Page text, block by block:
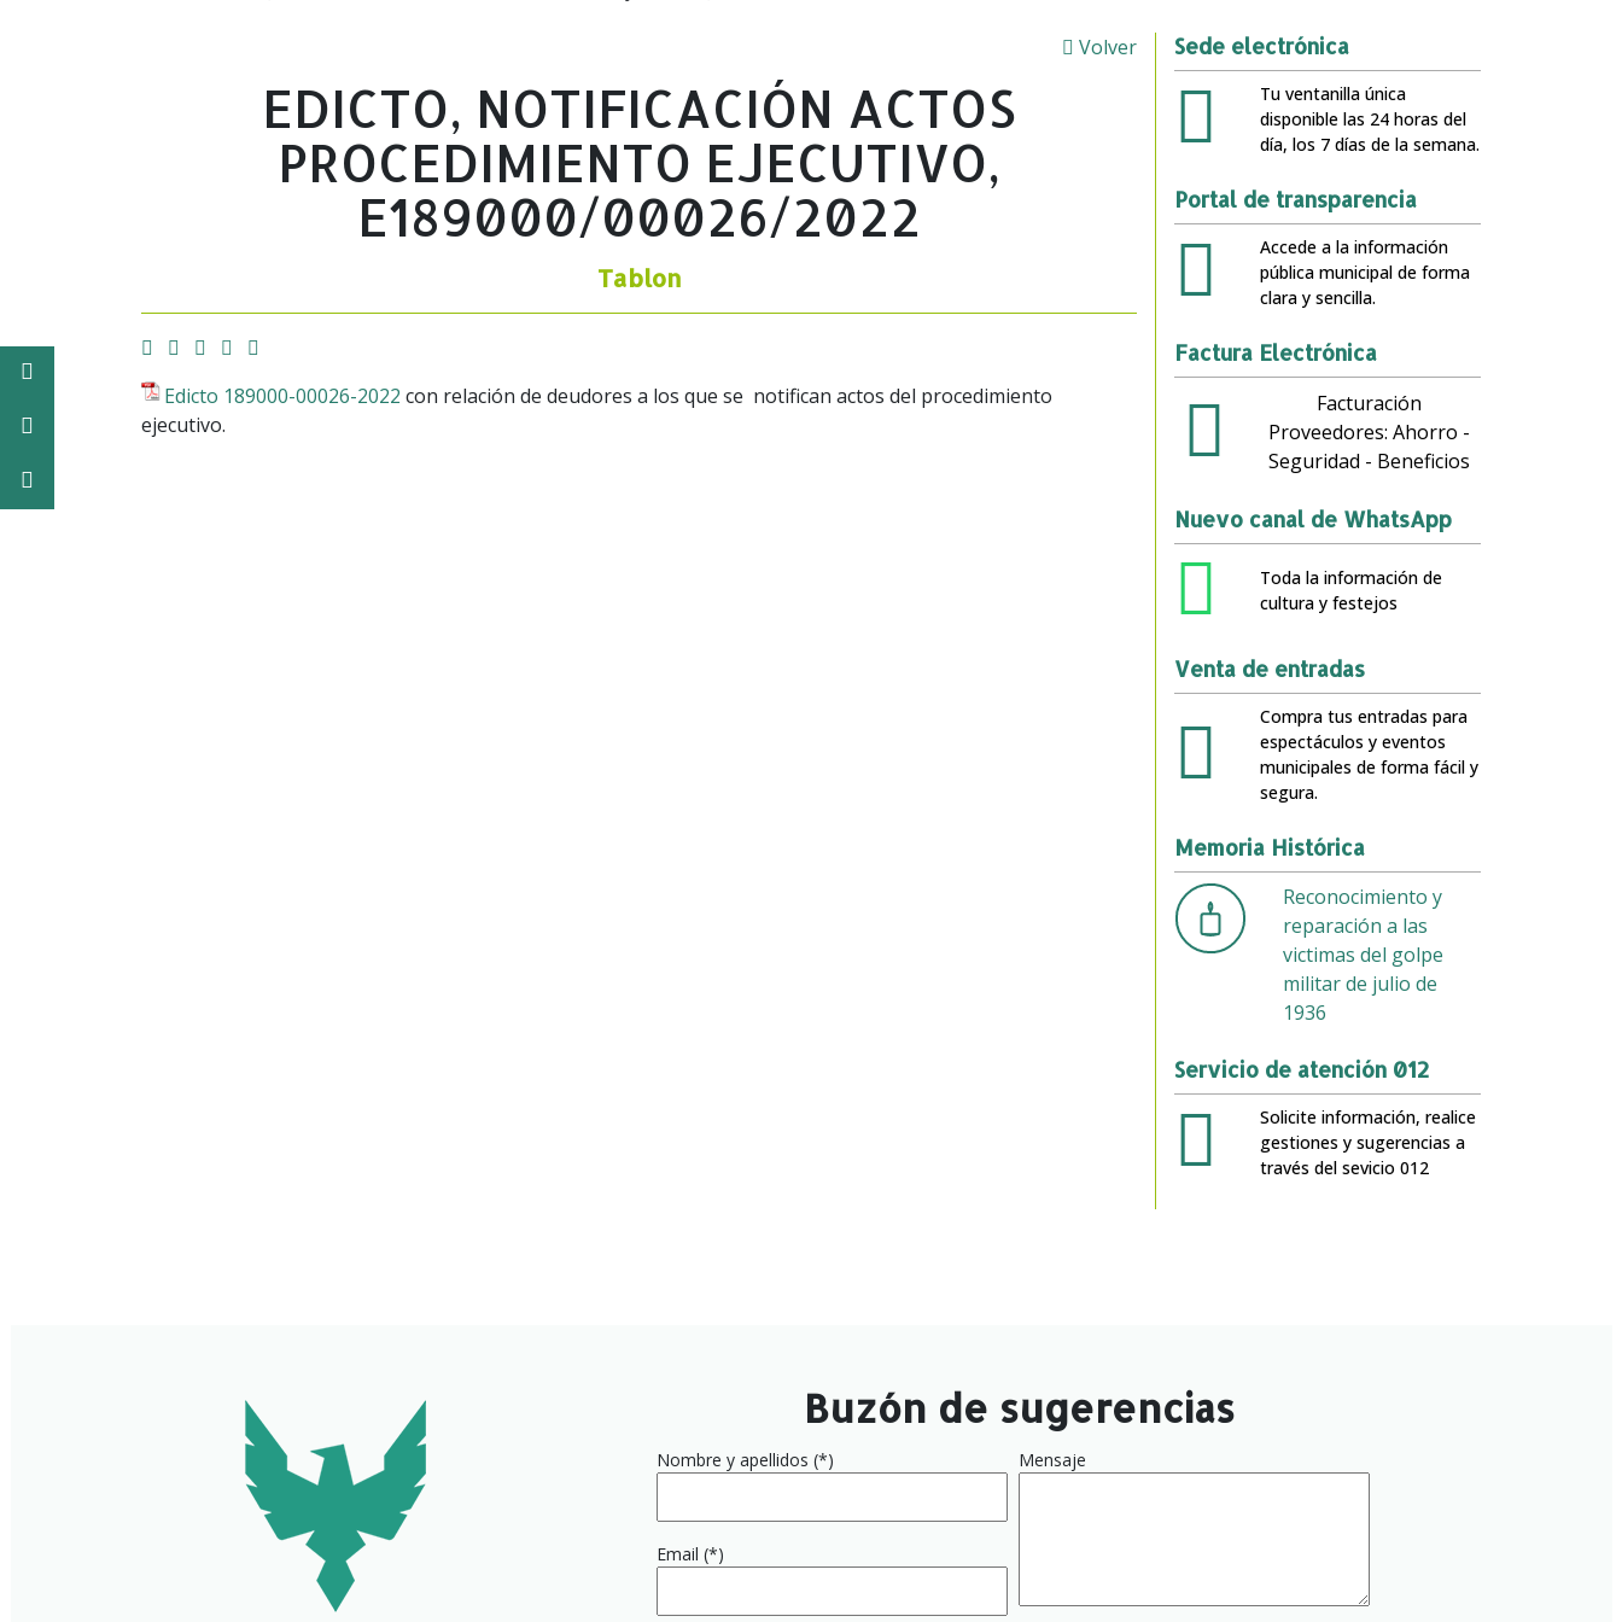
Volver
EDICTO, NOTIFICACIÓN ACTOS
PROCEDIMIENTO EJECUTIVO,
E189000/00026/2022
Tablon
Facebook
TwitterEmailImprimir
Edicto 189000-00026-2022 con relación de deudores a los que se notifican actos del procedimiento
ejecutivo.
Sede electrónica
Tu ventanilla única
disponible las 24 horas del
día, los 7 días de la semana.
Portal de transparencia
Accede a la información
pública municipal de forma
clara y sencilla.
Factura Electrónica
Facturación
Proveedores: Ahorro -
Seguridad - Beneficios
Nuevo canal de WhatsApp
Toda la información de
cultura y festejos
Venta de entradas
Compra tus entradas para
espectáculos y eventos
municipales de forma fácil y
segura.
Memoria Histórica
Reconocimiento y
reparación a las
victimas del golpe
militar de julio de
1936
Servicio de atención 012
Solicite información, realice
gestiones y sugerencias a
través del sevicio 012
Buzón de sugerencias
Nombre y apellidos (*)
Email (*)
Mensaje